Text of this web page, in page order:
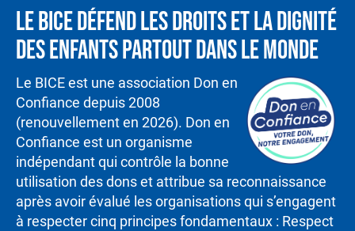
Le BICE défend les droits et la dignité
des enfants partout dans le monde
Le BICE est une association Don en
Confiance depuis 2008
(renouvellement en 2026). Don en
Confiance est un organisme
indépendant qui contrôle la bonne
utilisation des dons et attribue sa reconnaissance
après avoir évalué les organisations qui s’engagent
à respecter cinq principes fondamentaux : Respect